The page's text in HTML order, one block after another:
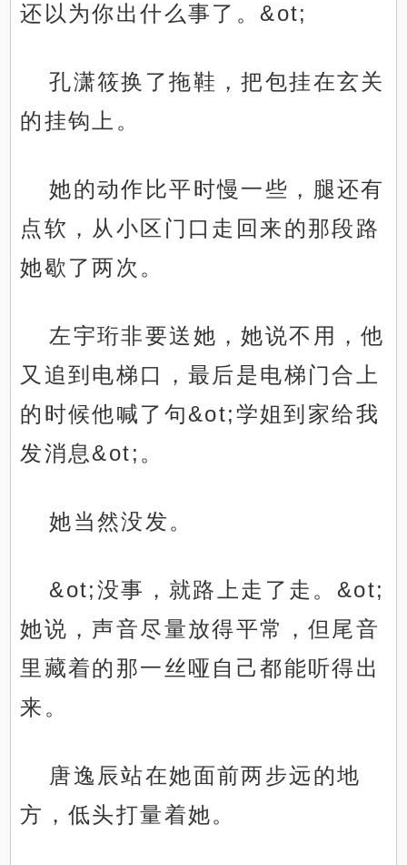
还以为你出什么事了。&ot;
孔潇筱换了拖鞋，把包挂在玄关
的挂钩上。
她的动作比平时慢一些，腿还有
点软，从小区门口走回来的那段路
她歇了两次。
左宇珩非要送她，她说不用，他
又追到电梯口，最后是电梯门合上
的时候他喊了句&ot;学姐到家给我
发消息&ot;。
她当然没发。
&ot;没事，就路上走了走。&ot;
她说，声音尽量放得平常，但尾音
里藏着的那一丝哑自己都能听得出
来。
唐逸辰站在她面前两步远的地
方，低头打量着她。